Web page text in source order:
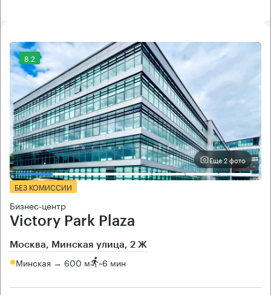
8.2
Еще 2 фото
БЕЗ КОМИССИИ
Бизнес-центр
Victory Park Plaza
Москва, Минская улица, 2 Ж
Минская → 600 м ~6 мин